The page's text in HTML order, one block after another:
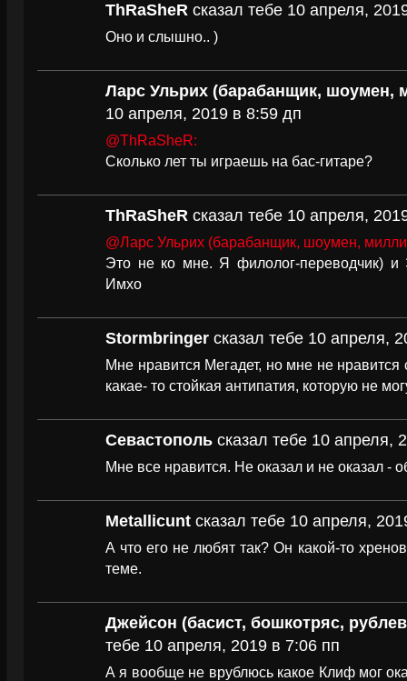
ThRaSheR сказал тебе 10 апреля,
Оно и слышно.. )
Ларс Ульрих (барабанщик, шоумен,
10 апреля, 2019 в 8:59 дп
@ThRaSheR:
Сколько лет ты играешь на бас-гитаре?
ThRaSheR сказал тебе 10 апреля,
@Ларс Ульрих (барабанщик, шоумен,
Это не ко мне. Я филолог-переводчик)
Имхо
Stormbringer сказал тебе 10 апреля,
Мне нравится Мегадет, но мне не
какае- то стойкая антипатия, которую не
Севастополь сказал тебе 10 апреля,
Мне все нравится. Не оказал и не оказал -
Metallicunt сказал тебе 10 апреля,
А что его не любят так? Он какой-то
теме.
Джейсон (басист, бошкотряс,
тебе 10 апреля, 2019 в 7:06 пп
А я вообще не врублюсь какое Клиф мог